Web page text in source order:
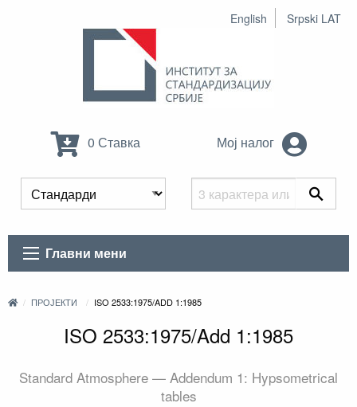
English Srpski LAT
0 Ставка Мој налог
Главни мени
ПРОЈЕКТИ ISO 2533:1975/ADD 1:1985
ISO 2533:1975/Add 1:1985
Standard Atmosphere — Addendum 1: Hypsometrical
tables